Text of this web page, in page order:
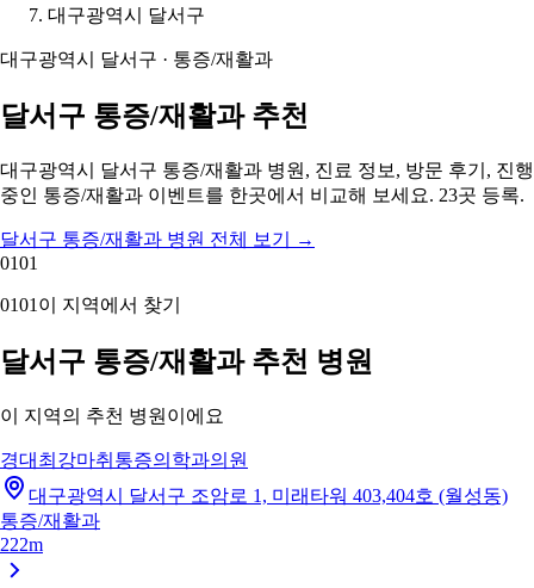
대구광역시 달서구
대구광역시 달서구 · 통증/재활과
달서구 통증/재활과 추천
대구광역시 달서구 통증/재활과 병원, 진료 정보, 방문 후기, 진행
중인 통증/재활과 이벤트를 한곳에서 비교해 보세요. 23곳 등록.
달서구 통증/재활과 병원 전체 보기
→
0101
0101 이 지역에서 찾기
달서구 통증/재활과 추천 병원
이 지역의 추천 병원이에요
경대최강마취통증의학과의원
대구광역시 달서구 조암로 1, 미래타워 403,404호 (월성동)
통증/재활과
222m